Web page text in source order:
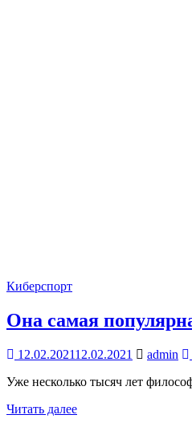
Киберспорт
Она самая
12.02.202112.02.2021 admin
Уже несколько тысяч лет
Читать далее